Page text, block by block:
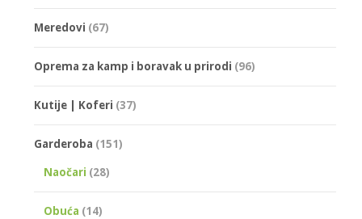
Meredovi (67)
Oprema za kamp i boravak u prirodi (96)
Kutije | Koferi (37)
Garderoba (151)
Naočari (28)
Obuća (14)